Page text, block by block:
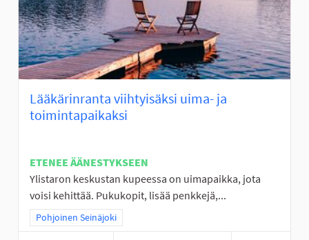
Lääkärinranta viihtyisäksi uima- ja
toimintapaikaksi
ETENEE ÄÄNESTYKSEEN
Ylistaron keskustan kupeessa on uimapaikka, jota
voisi kehittää. Pukukopit, lisää penkkejä,...
Rajaa tulokset teeman mukaan: Pohjoinen Seinäjoki
Pohjoinen Seinäjoki